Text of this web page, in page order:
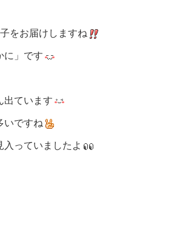
をお届けしますね
に」です
出ています
いですね
っていましたよ